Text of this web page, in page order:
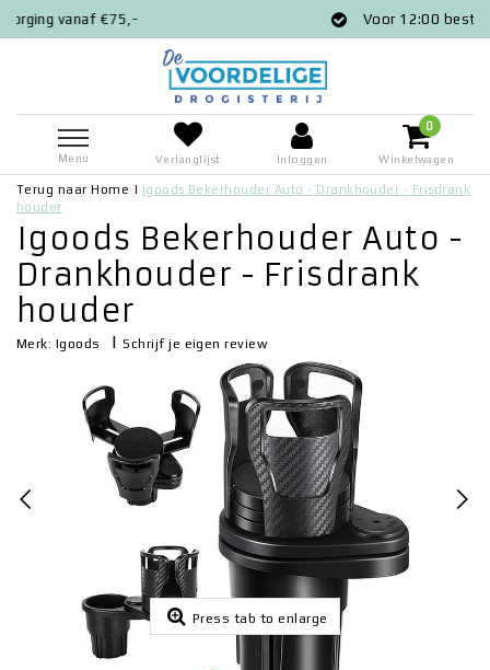
Voor 12:00 besteld = zelfde dag
Menu Verlanglijst Inloggen
0
Winkelwagen
Terug naar Home | Igoods Bekerhouder Auto - Drankhouder - Frisdrank
houder
Igoods Bekerhouder Auto -
Drankhouder - Frisdrank
houder
Merk: Igoods |Schrijf je eigen review
Press tab to enlarge